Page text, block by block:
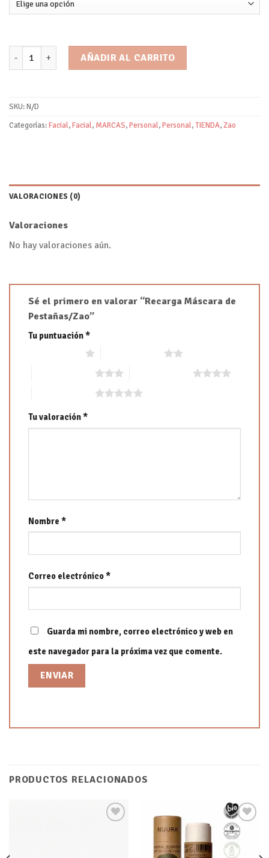
Recarga Máscara de Pestañas/Zao cantidad
AÑADIR AL CARRITO
SKU:N/D
Categorías:Facial,Facial, MARCAS,Personal,Personal,TIENDA,Zao
VALORACIONES (0)
Valoraciones
No hay valoraciones aún.
Sé el primero en valorar “Recarga Máscara de
Pestañas/Zao”
Tu puntuación*
Tu valoración*
Nombre *
Correo electrónico*
Guarda mi nombre, correo electrónico y web en
este navegador para la próxima vez que comente.
PRODUCTOS RELACIONADOS
Añadir